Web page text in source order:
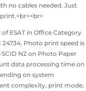
no cables needed. Just
ESAT in Office Category
Photo print speed is
N2 on Photo Paper
data processing time on
on system
complexity, print mode,